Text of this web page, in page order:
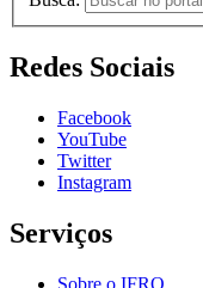
Redes Sociais
Facebook
YouTube
Twitter
Instagram
Serviços
Sobre o IFRO